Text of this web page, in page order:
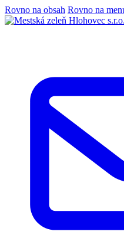
Rovno na obsah Rovno na